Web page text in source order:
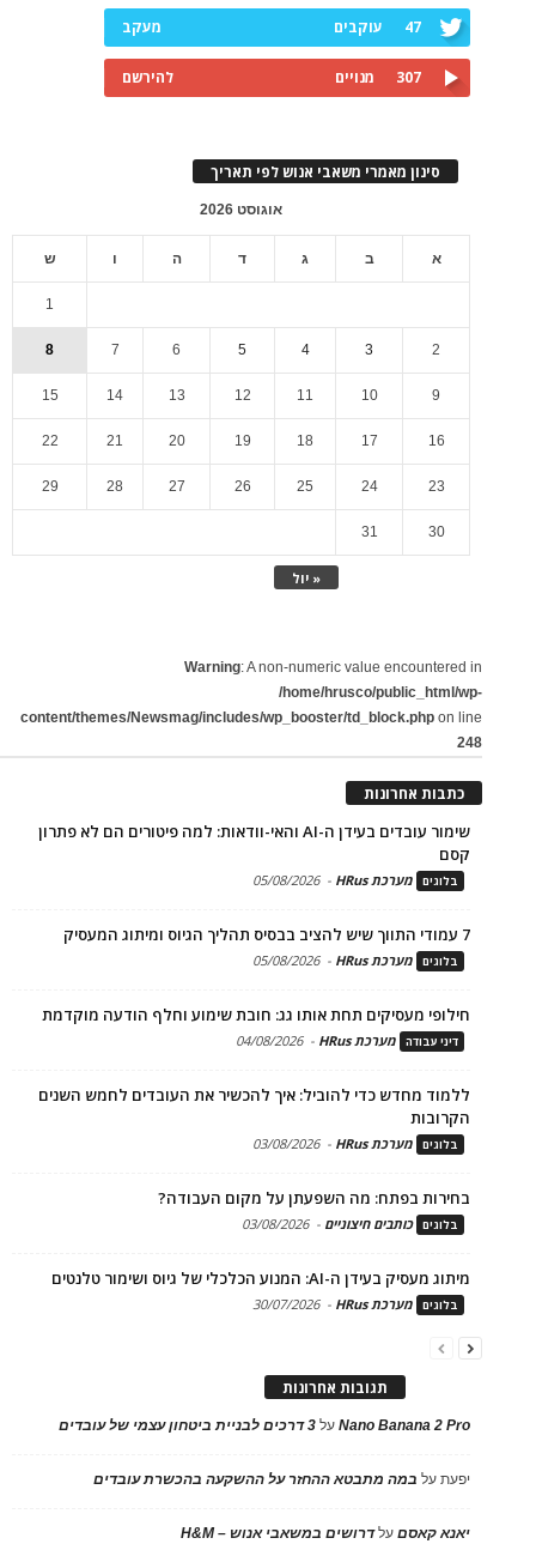
47 עוקבים מעקב
307 מנויים להירשם
סינון מאמרי משאבי אנוש לפי תאריך
אוגוסט 2026
א ב ג ד ה ו ש
« יול
1
2
3
4
5
6
7
8
9
10
11
12
13
14
15
16
17
18
19
20
21
22
23
24
25
26
27
28
29
30
31
Warning: A non-numeric value encountered in
/home/hrusco/public_html/wp-
content/themes/Newsmag/includes/wp_booster/td_block.php on line
248
כתבות אחרונות
שימור עובדים בעידן ה-AI והאי-וודאות: למה פיטורים הם לא פתרון
קסם
בלוגים מערכת HRus -
05/08/2026
7 עמודי התווך שיש להציב בבסיס תהליך הגיוס ומיתוג המעסיק
בלוגים מערכת HRus -
05/08/2026
חילופי מעסיקים תחת אותו גג: חובת שימוע וחלף הודעה מוקדמת
דיני עבודה מערכת HRus -
04/08/2026
ללמוד מחדש כדי להוביל: איך להכשיר את העובדים לחמש השנים
הקרובות
בלוגים מערכת HRus -
03/08/2026
בחירות בפתח: מה השפעתן על מקום העבודה?
בלוגים כותבים חיצוניים -
03/08/2026
מיתוג מעסיק בעידן ה-AI: המנוע הכלכלי של גיוס ושימור טלנטים
בלוגים מערכת HRus -
30/07/2026
תגובות אחרונות
Nano Banana 2 Proעל 3 דרכים לבניית ביטחון עצמי של עובדים
יפעתעל במה מתבטא ההחזר על ההשקעה בהכשרת עובדים
יאנא קאסםעלדרושים במשאבי אנוש – H&M